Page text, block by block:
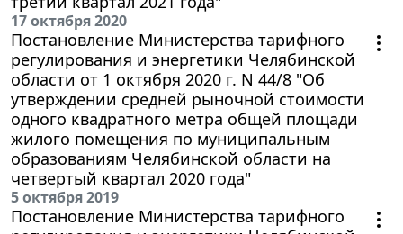
17 октября 2020
Постановление Министерства тарифного
регулирования и энергетики Челябинской
области от 1 октября 2020 г. N 44/8 "Об
утверждении средней рыночной стоимости
одного квадратного метра общей площади
жилого помещения по муниципальным
образованиям Челябинской области на
четвертый квартал 2020 года"
5 октября 2019
Постановление Министерства тарифного